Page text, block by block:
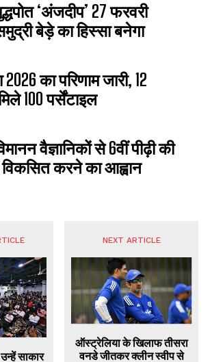
‘अंजदीप’ 27 फरवरी
बेड़े का हिस्सा बनेगा
का परिणाम जारी, 12
100 पर्सेंटाइल
वैज्ञानिकों से 6वीं पीढ़ी की
करने का आह्वान
साकार
NEXT ARTICLE
ऑस्ट्रेलिया के खिलाफ तीसरा
वनडे जीतकर क्लीन स्वीप से